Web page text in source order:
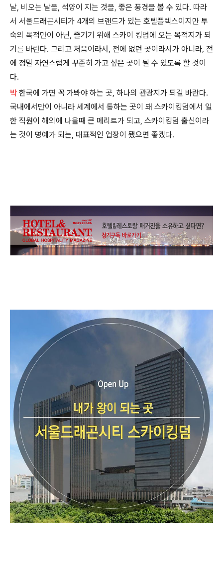
날, 비오는 날을, 석양이 지는 것을, 좋은 풍경을 볼 수 있다. 따라
서 서울드래곤시티가 4개의 브랜드가 있는 호텔플렉스이지만 투
숙의 목적만이 아닌, 즐기기 위해 스카이 킹덤에 오는 목적지가 되
기를 바란다. 그리고 처음이라서, 전에 없던 곳이라서가 아니라, 전
에 정말 자연스럽게 꾸준히 가고 싶은 곳이 될 수 있도록 할 것이
다.
박 한국에 가면 꼭 가봐야 하는 곳, 하나의 관광지가 되길 바란다.
국내에서만이 아니라 세계에서 통하는 곳이 돼 스카이킹덤에서 일
한 직원이 해외에 나을때 큰 메리트가 되고, 스카이킹덤 출신이라
는 것이 명예가 되는, 대표적인 업장이 됐으면 좋겠다.